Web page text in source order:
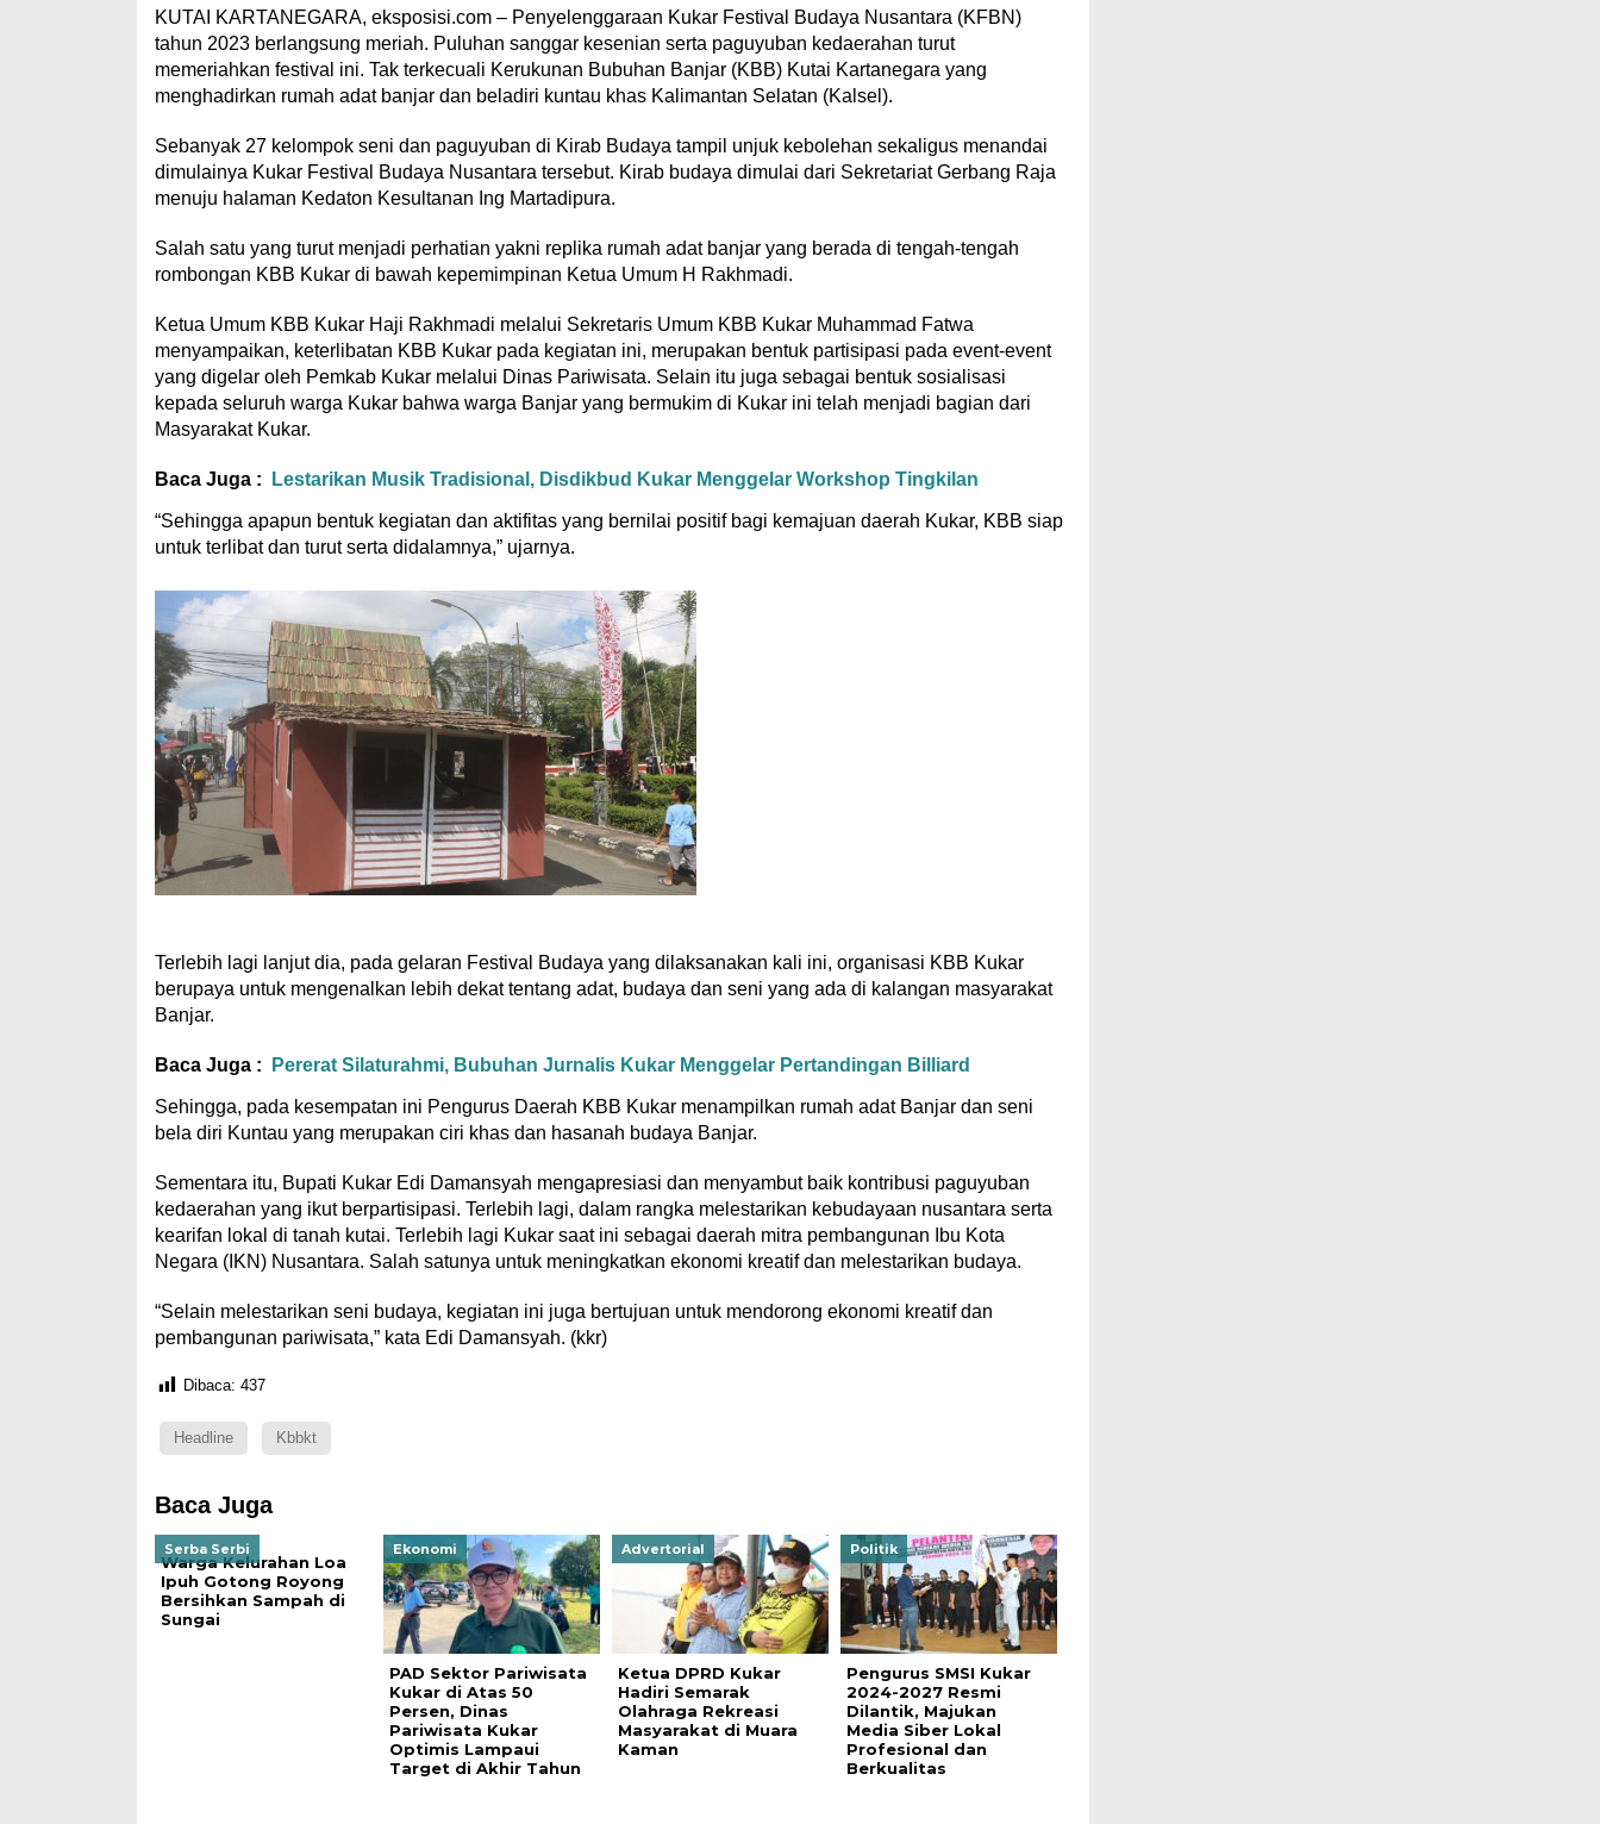
KUTAI KARTANEGARA, eksposisi.com – Penyelenggaraan Kukar Festival Budaya Nusantara (KFBN)
tahun 2023 berlangsung meriah. Puluhan sanggar kesenian serta paguyuban kedaerahan turut
memeriahkan festival ini. Tak terkecuali Kerukunan Bubuhan Banjar (KBB) Kutai Kartanegara yang
menghadirkan rumah adat banjar dan beladiri kuntau khas Kalimantan Selatan (Kalsel).
Sebanyak 27 kelompok seni dan paguyuban di Kirab Budaya tampil unjuk kebolehan sekaligus menandai
dimulainya Kukar Festival Budaya Nusantara tersebut. Kirab budaya dimulai dari Sekretariat Gerbang Raja
menuju halaman Kedaton Kesultanan Ing Martadipura.
Salah satu yang turut menjadi perhatian yakni replika rumah adat banjar yang berada di tengah-tengah
rombongan KBB Kukar di bawah kepemimpinan Ketua Umum H Rakhmadi.
Ketua Umum KBB Kukar Haji Rakhmadi melalui Sekretaris Umum KBB Kukar Muhammad Fatwa
menyampaikan, keterlibatan KBB Kukar pada kegiatan ini, merupakan bentuk partisipasi pada event-event
yang digelar oleh Pemkab Kukar melalui Dinas Pariwisata. Selain itu juga sebagai bentuk sosialisasi
kepada seluruh warga Kukar bahwa warga Banjar yang bermukim di Kukar ini telah menjadi bagian dari
Masyarakat Kukar.
Baca Juga : Lestarikan Musik Tradisional, Disdikbud Kukar Menggelar Workshop Tingkilan
“Sehingga apapun bentuk kegiatan dan aktifitas yang bernilai positif bagi kemajuan daerah Kukar, KBB siap
untuk terlibat dan turut serta didalamnya,” ujarnya.
Terlebih lagi lanjut dia, pada gelaran Festival Budaya yang dilaksanakan kali ini, organisasi KBB Kukar
berupaya untuk mengenalkan lebih dekat tentang adat, budaya dan seni yang ada di kalangan masyarakat
Banjar.
Baca Juga : Pererat Silaturahmi, Bubuhan Jurnalis Kukar Menggelar Pertandingan Billiard
Sehingga, pada kesempatan ini Pengurus Daerah KBB Kukar menampilkan rumah adat Banjar dan seni
bela diri Kuntau yang merupakan ciri khas dan hasanah budaya Banjar.
Sementara itu, Bupati Kukar Edi Damansyah mengapresiasi dan menyambut baik kontribusi paguyuban
kedaerahan yang ikut berpartisipasi. Terlebih lagi, dalam rangka melestarikan kebudayaan nusantara serta
kearifan lokal di tanah kutai. Terlebih lagi Kukar saat ini sebagai daerah mitra pembangunan Ibu Kota
Negara (IKN) Nusantara. Salah satunya untuk meningkatkan ekonomi kreatif dan melestarikan budaya.
“Selain melestarikan seni budaya, kegiatan ini juga bertujuan untuk mendorong ekonomi kreatif dan
pembangunan pariwisata,” kata Edi Damansyah. (kkr)
Dibaca: 437
Headline Kbbkt
Baca Juga
Serba Serbi
Warga Kelurahan Loa
Ipuh Gotong Royong
Bersihkan Sampah di
Sungai
Ekonomi
PAD Sektor Pariwisata
Kukar di Atas 50
Persen, Dinas
Pariwisata Kukar
Optimis Lampaui
Target di Akhir Tahun
Advertorial
Ketua DPRD Kukar
Hadiri Semarak
Olahraga Rekreasi
Masyarakat di Muara
Kaman
Politik
Pengurus SMSI Kukar
2024-2027 Resmi
Dilantik, Majukan
Media Siber Lokal
Profesional dan
Berkualitas